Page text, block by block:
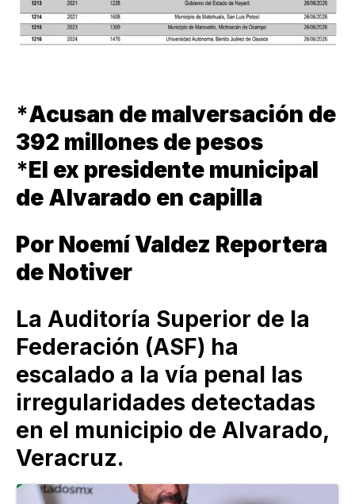
*Acusan de malversación de
392 millones de pesos
*El ex presidente municipal
de Alvarado en capilla
Por Noemí Valdez Reportera
de Notiver
La Auditoría Superior de la
Federación (ASF) ha
escalado a la vía penal las
irregularidades detectadas
en el municipio de Alvarado,
Veracruz.